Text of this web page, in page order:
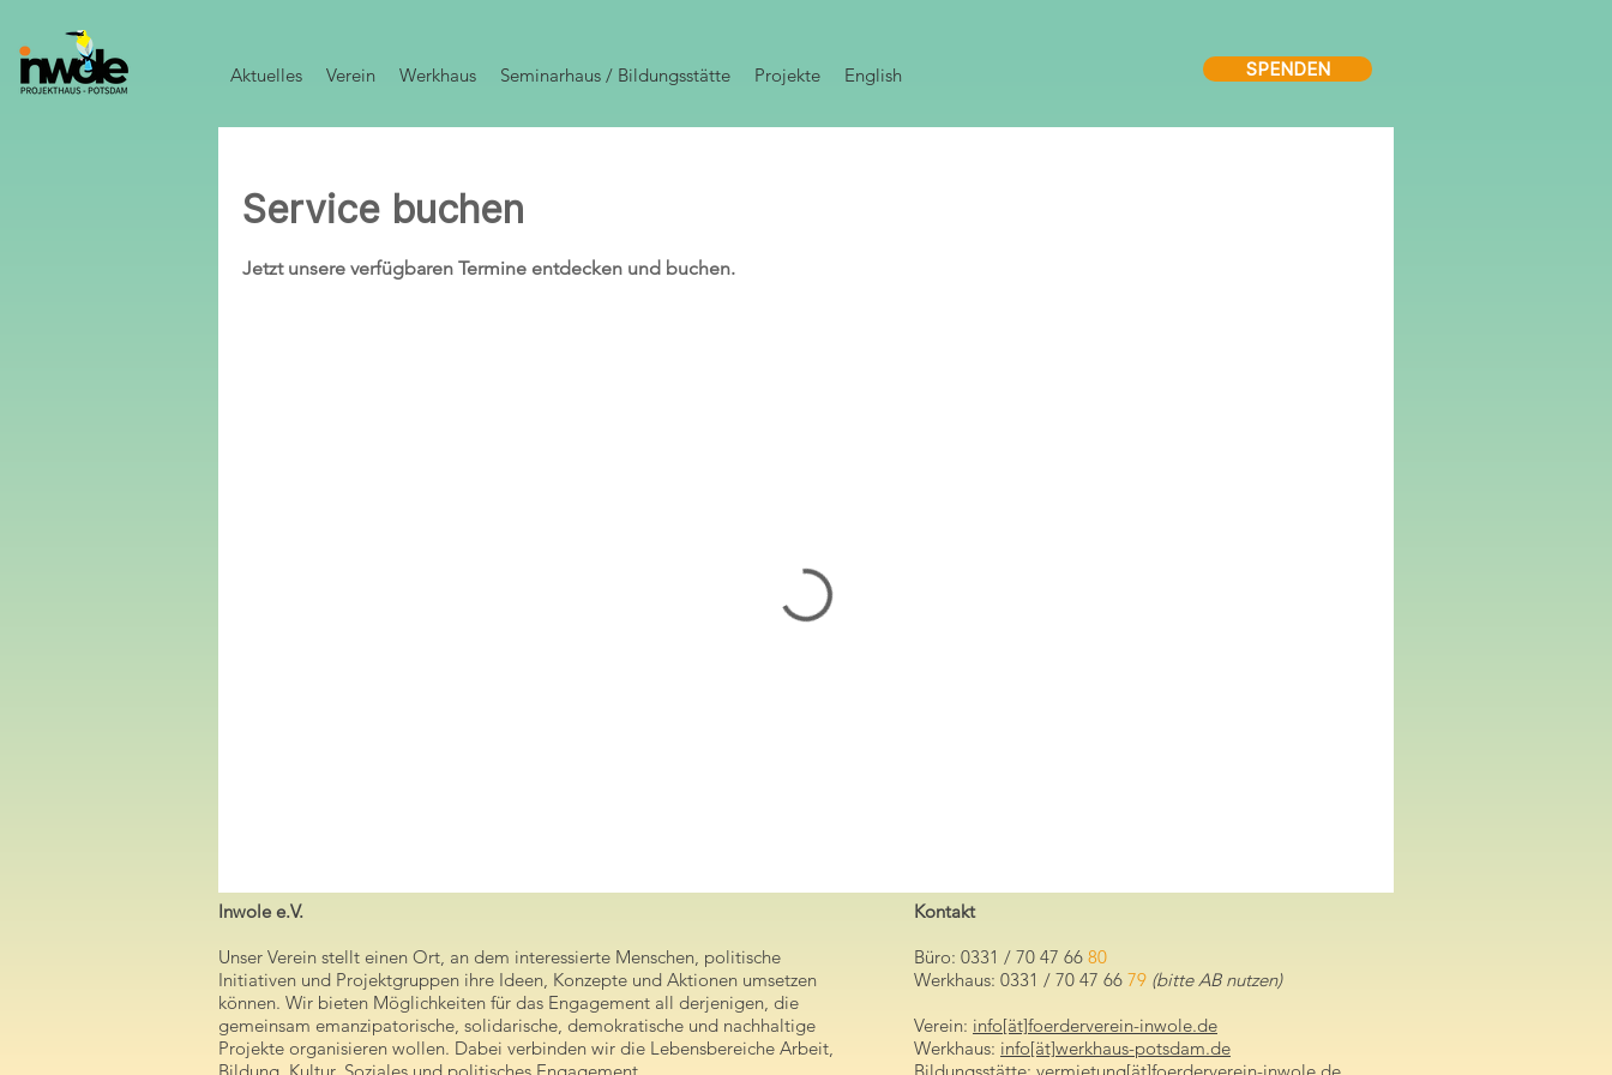
Aktuelles Verein Werkhaus Seminarhaus / Bildungsstätte Projekte English SPENDEN
Service buchen
Jetzt unsere verfügbaren Termine entdecken und buchen.
Inwole e.V.
Unser Verein stellt einen Ort, an dem interessierte Menschen, politische
Initiativen und Projektgruppen ihre Ideen, Konzepte und Aktionen umsetzen
können. Wir bieten Möglichkeiten für das Engagement all derjenigen, die
gemeinsam emanzipatorische, solidarische, demokratische und nachhaltige
Projekte organisieren wollen. Dabei verbinden wir die Lebensbereiche Arbeit,
Kontakt
Büro: 0331 / 70 47 66 80
Werkhaus: 0331 / 70 47 66 79 (bitte AB nutzen)
Verein: info[ät]foerderverein-inwole.de
Werkhaus: info[ät]werkhaus-potsdam.de